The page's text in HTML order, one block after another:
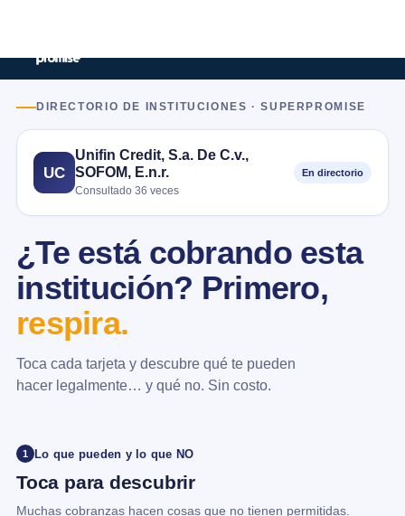
DIRECTORIO DE INSTITUCIONES · SUPERPROMISE
UC
Unifin Credit, S.a. De C.v.,
SOFOM, E.n.r.
Consultado 36 veces
En directorio
¿Te está cobrando esta
institución? Primero,
respira.
Toca cada tarjeta y descubre qué te pueden
hacer legalmente… y qué no. Sin costo.
1 Lo que pueden y lo que NO
Toca para descubrir
Muchas cobranzas hacen cosas que no tienen permitidas.